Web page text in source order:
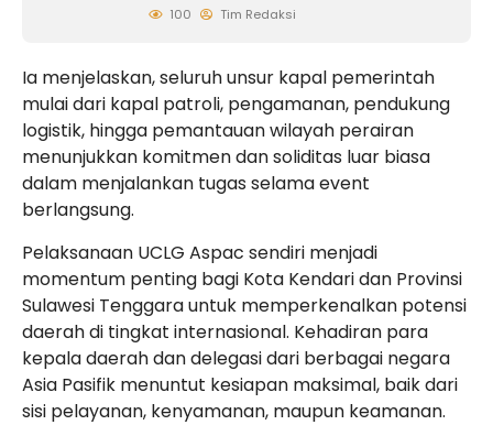
100 Tim Redaksi
Ia menjelaskan, seluruh unsur kapal pemerintah
mulai dari kapal patroli, pengamanan, pendukung
logistik, hingga pemantauan wilayah perairan
menunjukkan komitmen dan soliditas luar biasa
dalam menjalankan tugas selama event
berlangsung.
Pelaksanaan UCLG Aspac sendiri menjadi
momentum penting bagi Kota Kendari dan Provinsi
Sulawesi Tenggara untuk memperkenalkan potensi
daerah di tingkat internasional. Kehadiran para
kepala daerah dan delegasi dari berbagai negara
Asia Pasifik menuntut kesiapan maksimal, baik dari
sisi pelayanan, kenyamanan, maupun keamanan.